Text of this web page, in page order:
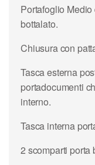
Portafoglio
bottalato.
Chiusura con
Tasca esterna
portadocumenti
interno.
Tasca interna
2 scomparti porta